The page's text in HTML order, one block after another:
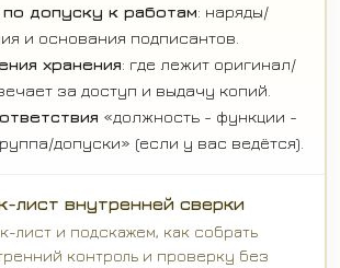
допуску к работам: наряды/
и основания подписантов.
хранения: где лежит оригинал/
за доступ и выдачу копий.
«должность - функции -
допуски» (если у вас ведётся).
лист внутренней сверки
лист и подскажем, как собрать
контроль и проверку без